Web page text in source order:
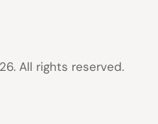
All rights reserved.